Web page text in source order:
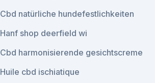
Cbd natürliche hundefestlichkeiten
Hanf shop deerfield wi
Cbd harmonisierende gesichtscreme
Huile cbd ischiatique